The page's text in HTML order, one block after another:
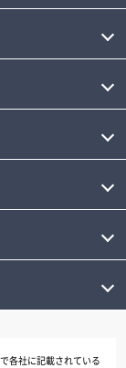
各社に記載されている